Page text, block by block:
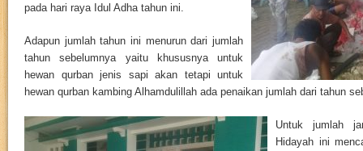
pada hari raya Idul Adha tahun ini.
Adapun jumlah tahun ini menurun dari jumlah
tahun sebelumnya yaitu khususnya untuk
hewan qurban jenis sapi akan tetapi untuk
hewan qurban kambing Alhamdulillah ada penaikan jumlah dari tahun
Untuk jumlah
Hidayah ini